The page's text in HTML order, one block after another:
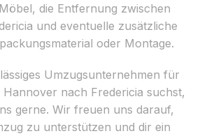
die Entfernung zwischen
und eventuelle zusätzliche
oder Montage.
Umzugsunternehmen für
nach Fredericia suchst,
gerne. Wir freuen uns darauf,
zu unterstützen und dir ein